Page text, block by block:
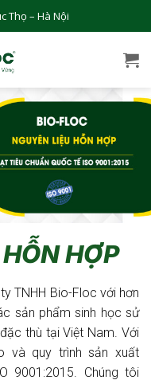
Thọ – Hà Nội
HỢP
TNHH Bio-Floc với hơn
sản phẩm sinh học sử
thù tại Việt Nam. Với
và quy trình sản xuất
9001:2015. Chúng tôi